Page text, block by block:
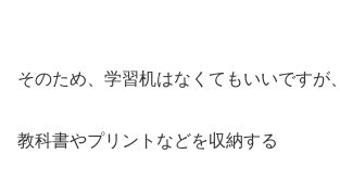
そのため、学習机はなくてもいいですが、
教科書やプリントなどを収納する